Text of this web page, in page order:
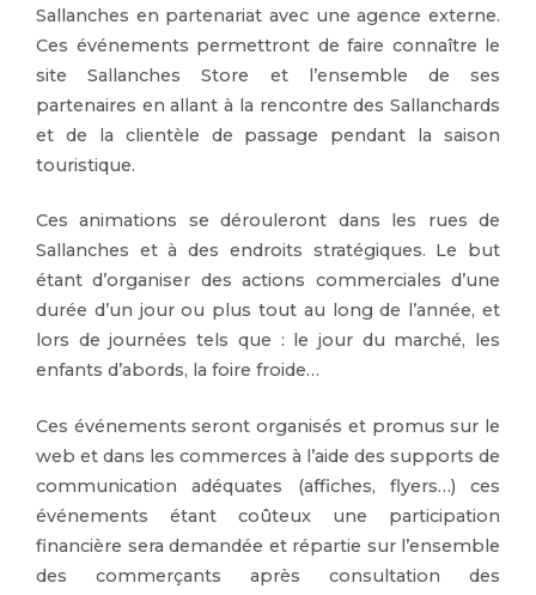
Sallanches en partenariat avec une agence externe.
Ces événements permettront de faire connaître le
site Sallanches Store et l’ensemble de ses
partenaires en allant à la rencontre des Sallanchards
et de la clientèle de passage pendant la saison
touristique.
Ces animations se dérouleront dans les rues de
Sallanches et à des endroits stratégiques. Le but
étant d’organiser des actions commerciales d’une
durée d’un jour ou plus tout au long de l’année, et
lors de journées tels que : le jour du marché, les
enfants d’abords, la foire froide…
Ces événements seront organisés et promus sur le
web et dans les commerces à l’aide des supports de
communication adéquates (affiches, flyers…) ces
événements étant coûteux une participation
financière sera demandée et répartie sur l’ensemble
des commerçants après consultation des